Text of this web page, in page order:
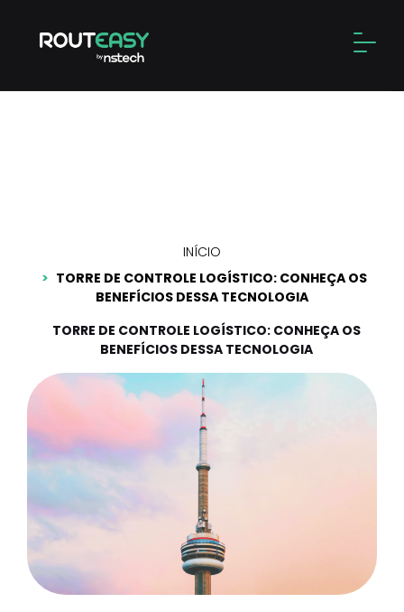
content
INÍCIO
TORRE DE CONTROLE LOGÍSTICO: CONHEÇA OS
BENEFÍCIOS DESSA TECNOLOGIA
TORRE DE CONTROLE LOGÍSTICO: CONHEÇA OS
BENEFÍCIOS DESSA TECNOLOGIA